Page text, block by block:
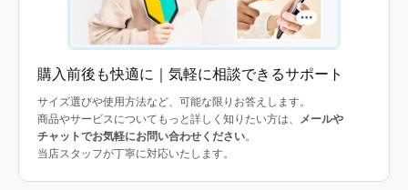
購入前後も快適に｜気軽に相談できるサポート
サイズ選びや使用方法など、可能な限りお答えします。
商品やサービスについてもっと詳しく知りたい方は、 メールや
チャットでお気軽にお問い合わせください。
当店スタッフが丁寧に対応いたします。